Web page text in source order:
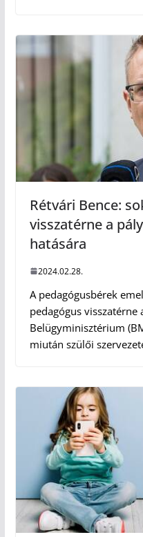
Rétvári Bence:
visszatérne a
hatására
2024.02.28.
A pedagógusbérek
pedagógus visszatérne
Belügyminisztérium
miután szülői